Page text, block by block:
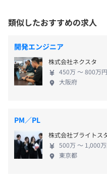
希望スペックのPCを用意い
※一定条件あり
■JR「渋谷駅」A2出口より
■東京メトロ「代々木公
9：30〜18：30
【年間休日130日以上】※
たくても機会がない ・
される といった構造的な制約が多く存在していま
す。 当社は、この“構造
き合ってきました。 ■構造①：案件ありきではなく
「人ありき」のアサイン
アを当てはめるのではな
来像を起点としたアサ
を取りながら、キャリア
いく体制があります。
い目標や、漠然とした将
ねることで少しずつ具体
■構造②：役割を固定し
類似したおすすめの求人
開発エンジニア
株式会社ネクスタ
450万 〜 800万円
大阪府
PM／PL
株式会社ブライトス
500万 〜 1,000
東京都